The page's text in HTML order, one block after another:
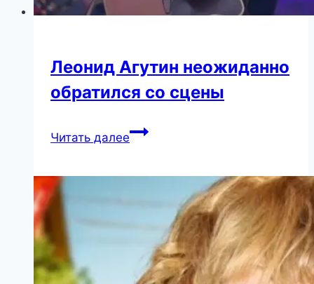
Леонид Агутин неожиданно
обратился со сцены
Читать далееЛеонид
со